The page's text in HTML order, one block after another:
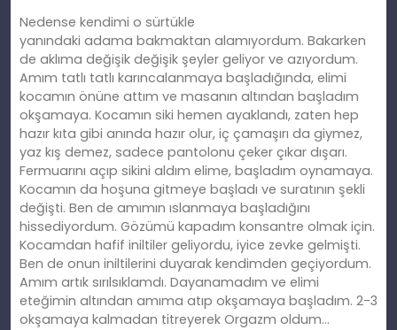
Nedense kendimi o sürtükle
yanındaki adama bakmaktan alamıyordum. Bakarken
de aklıma değişik değişik şeyler geliyor ve azıyordum.
Amım tatlı tatlı karıncalanmaya başladığında, elimi
kocamın önüne attım ve masanın altından başladım
okşamaya. Kocamın siki hemen ayaklandı, zaten hep
hazır kıta gibi anında hazır olur, iç çamaşırı da giymez,
yaz kış demez, sadece pantolonu çeker çıkar dışarı.
Fermuarını açıp sikini aldım elime, başladım oynamaya.
Kocamın da hoşuna gitmeye başladı ve suratının şekli
değişti. Ben de amımın ıslanmaya başladığını
hissediyordum. Gözümü kapadım konsantre olmak için.
Kocamdan hafif iniltiler geliyordu, iyice zevke gelmişti.
Ben de onun iniltilerini duyarak kendimden geçiyordum.
Amım artık sırılsıklamdı. Dayanamadım ve elimi
eteğimin altından amıma atıp okşamaya başladım. 2-3
okşamaya kalmadan titreyerek Orgazm oldum…